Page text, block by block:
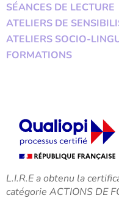
SÉANCES DE LECTURE
ATELIERS DE
ATELIERS SOCIO-
FORMATIONS
L.I.R.E a obtenu la
catégorie ACTIONS DE